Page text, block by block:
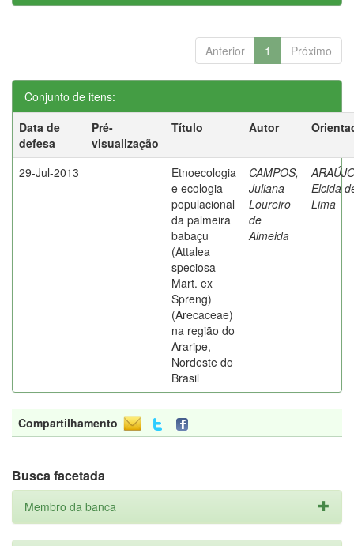
Anterior 1 Próximo
Conjunto de itens:
Data de
defesa
Pré-
visualização
Título Autor
29-Jul-2013
Etnoecologia
e ecologia
populacional
da palmeira
babaçu
(Attalea
speciosa
Mart. ex
Spreng)
(Arecaceae)
na região do
Araripe,
Nordeste do
Brasil
CAMPOS,
Juliana
Loureiro
de
Almeida
Elcida
Lima
Compartilhamento
Busca facetada
Membro da banca